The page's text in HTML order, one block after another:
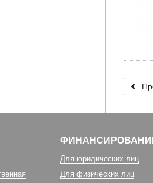
Для юридических лиц
Для физических лиц